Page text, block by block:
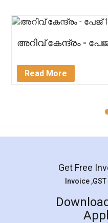
അറിവ് കേന്ദ്രം -
Read More
Get Free
Invoice